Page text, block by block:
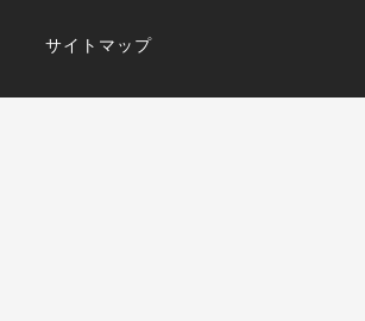
サイトマップ